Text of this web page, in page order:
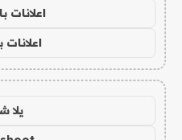
اعلانات
اعلانات
يلا